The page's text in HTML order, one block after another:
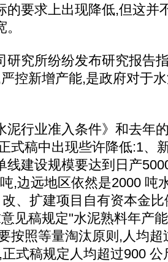
的要求上出现降低,但这并
究所纷纷发布研究报告
控新增产能,是政府对于
行业准入条件》和去年
式稿中出现些许降低:1、
线建设规模要达到日产
,边远地区依然是2000 吨
、扩建项目自有资本金
见稿规定"水泥熟料年产
按照等量淘汰原则,人均
式稿规定人均超过900